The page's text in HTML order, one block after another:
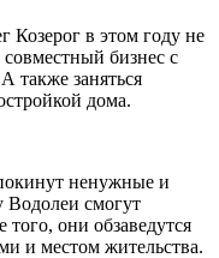
Козерог в этом году не
совместный бизнес с
также заняться
дома.
ненужные и
Водолеи смогут
они обзаведутся
и местом жительства.